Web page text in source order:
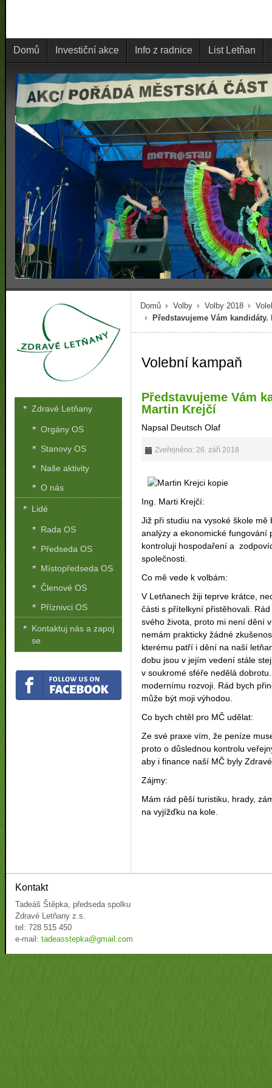
Domů Investiční akce Info z radnice List Letňan
Domů Volby Volby 2018
Představujeme Vám
Volební kampaň
Představujeme Vám
Martin Krejčí
Napsal Deutsch Olaf
Zveřejněno: 26. září 2018
Ing. Marti Krejčí:
Již při studiu na vysoké škole
analýzy a ekonomické fungování
kontroluji hospodaření a
společnosti.
Co mě vede k volbám:
V Letňanech žiji teprve krátce,
části s přítelkyní přistěhovali.
svého života, proto mi není dění
nemám prakticky žádné
kterému patří i dění na naší
dobu jsou v jejím vedení stále
v soukromé sféře nedělá
modernímu rozvoji. Rád bych
může být moji výhodou.
Co bych chtěl pro MČ udělat:
Ze své praxe vím, že peníze
proto o důslednou kontrolu
aby i finance naší MČ byly
Zájmy:
Mám rád pěší turistiku, hrady,
na vyjížďku na kole.
Zdravé Letňany
Orgány OS
Stanovy OS
Naše aktivity
O nás
Lidé
Rada OS
Předseda OS
Místopředseda OS
Členové OS
Příznivci OS
Kontaktuj nás a zapoj
se
Kontakt
Tadeáš Štěpka, předseda spolku
Zdravé Letňany z.s.
tel: 728 515 450
e-mail: tadeasstepka@gmail.com